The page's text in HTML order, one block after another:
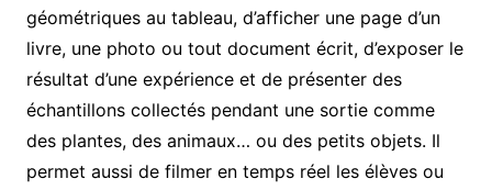
géométriques au tableau, d’afficher une page d’un
livre, une photo ou tout document écrit, d’exposer le
résultat d’une expérience et de présenter des
échantillons collectés pendant une sortie comme
des plantes, des animaux… ou des petits objets. Il
permet aussi de filmer en temps réel les élèves ou